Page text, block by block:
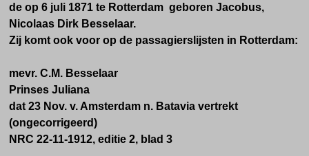
de op 6 juli 1871 te Rotterdam geboren Jacobus,
Nicolaas Dirk Besselaar.
Zij komt ook voor op de passagierslijsten in Rotterdam:
mevr. C.M. Besselaar
Prinses Juliana
dat 23 Nov. v. Amsterdam n. Batavia vertrekt
(ongecorrigeerd)
NRC 22-11-1912, editie 2, blad 3